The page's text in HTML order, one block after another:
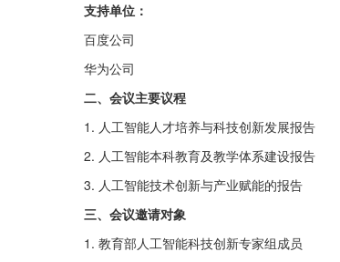
支持单位：
百度公司
华为公司
二、会议主要议程
1. 人工智能人才培养与科技创新发展报告
2. 人工智能本科教育及教学体系建设报告
3. 人工智能技术创新与产业赋能的报告
三、会议邀请对象
1. 教育部人工智能科技创新专家组成员